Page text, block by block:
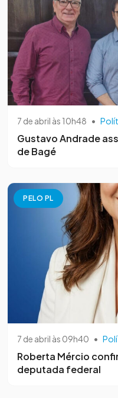
7 de abril às 10h48 •
Gustavo Andrade
de Bagé
PELO PL
7 de abril às 09h40 •
Roberta Mércio
deputada federal